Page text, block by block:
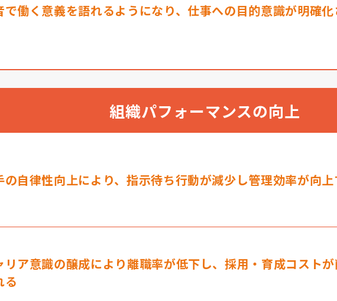
で働く意義を語れるようになり、仕事への目的意識が明確化
組織パフォーマンスの向上
の自律性向上により、指示待ち行動が減少し管理効率が向上
リア意識の醸成により離職率が低下し、採用・育成コスト
る